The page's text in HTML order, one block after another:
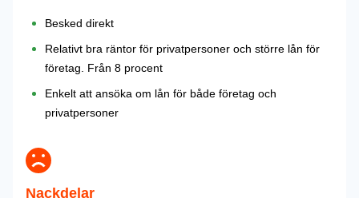
Besked direkt
Relativt bra räntor för privatpersoner och större lån för
företag. Från 8 procent
Enkelt att ansöka om lån för både företag och
privatpersoner
Nackdelar